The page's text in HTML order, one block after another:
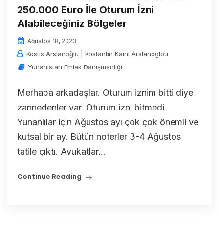
250.000 Euro İle Oturum İzni
Alabileceğiniz Bölgeler
Ağustos 18, 2023
Kostis Arslanoğlu | Kostantin Kaini Arslanoglou
Yunanistan Emlak Danışmanlığı
Merhaba arkadaşlar. Oturum iznim bitti diye
zannedenler var. Oturum izni bitmedi.
Yunanlılar için Ağustos ayı çok çok önemli ve
kutsal bir ay. Bütün noterler 3-4 Ağustos
tatile çıktı. Avukatlar...
Continue Reading